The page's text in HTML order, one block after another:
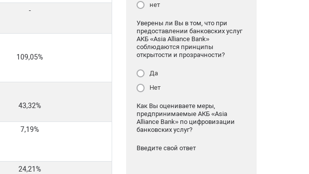
-
109,05%
43,32%
7,19%
24,21%
нет
Уверены ли Вы в том, что при
предоставлении банковских услуг
АКБ «Asia Alliance Bank»
соблюдаются принципы
открытости и прозрачности?
Да
Нет
Как Вы оцениваете меры,
предпринимаемые АКБ «Asia
Alliance Bank» по цифровизации
банковских услуг?
Введите свой ответ